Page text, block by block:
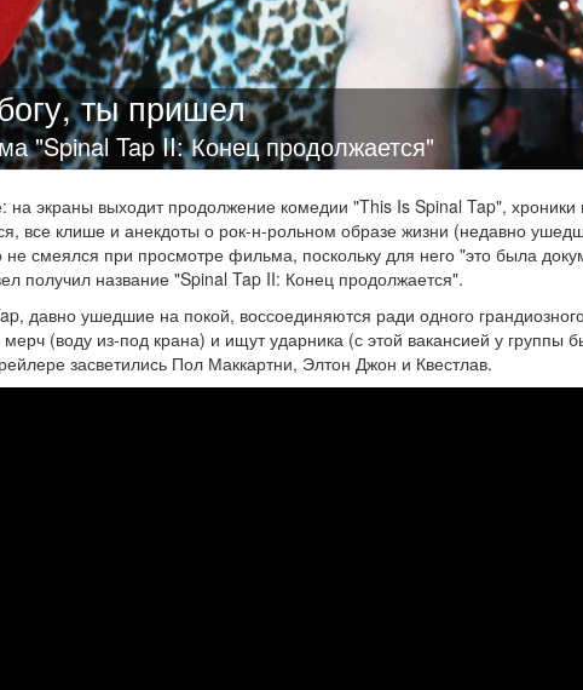
ты пришел
"Spinal Tap II: Конец продолжается"
на экраны выходит продолжение комедии "This Is Spinal Tap",
все клише и анекдоты о рок-н-рольном образе жизни (недавно
не смеялся при просмотре фильма, поскольку для него "это была
получил название "Spinal Tap II: Конец продолжается".
давно ушедшие на покой, воссоединяются ради одного
(воду из-под крана) и ищут ударника (с этой вакансией у группы
засветились Пол Маккартни, Элтон Джон и Квестлав.